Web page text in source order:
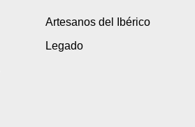
Artesanos del Ibérico
Legado